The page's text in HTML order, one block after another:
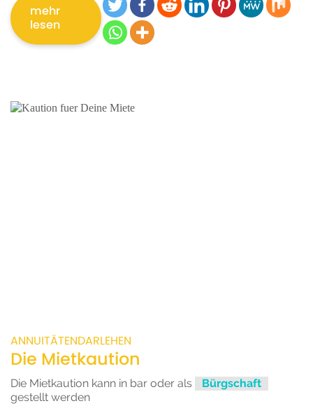
mehr
lesen
ANNUITÄTENDARLEHEN
Die Mietkaution
Die Mietkaution kann in bar oder als
Bürgschaft
gestellt werden